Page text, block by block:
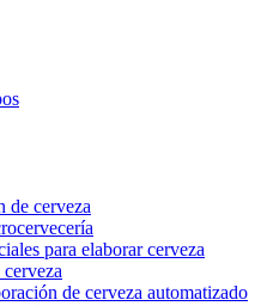
de cerveza
para elaborar cerveza
de cerveza automatizado